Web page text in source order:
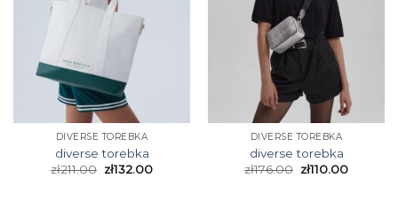
DIVERSE TOREBKA
diverse torebka
zł211.00 zł132.00
DIVERSE TOREBKA
diverse torebka
zł176.00 zł110.00